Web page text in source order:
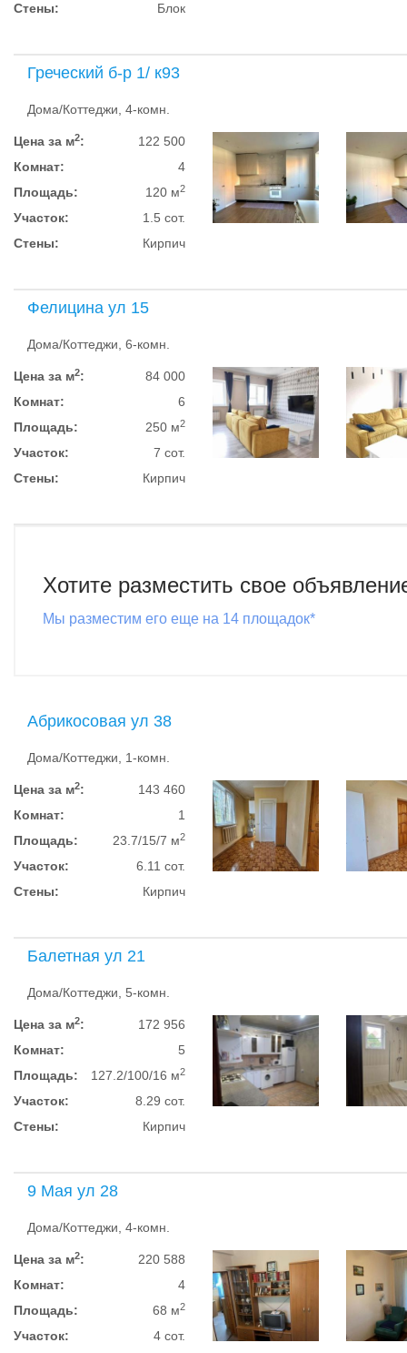
Стены:
Блок
Греческий б-р 1/ к93
Дома/Коттеджи, 4-комн.
Цена за м2:
122 500
Комнат:
4
Площадь:
120 м2
Участок:
1.5 сот.
Стены:
Кирпич
Фелицина ул 15
Дома/Коттеджи, 6-комн.
Цена за м2:
84 000
Комнат:
6
Площадь:
250 м2
Участок:
7 сот.
Стены:
Кирпич
Хотите разместить свое
Мы разместим его еще на 14 площадок*
Абрикосовая ул 38
Дома/Коттеджи, 1-комн.
Цена за м2:
143 460
Комнат:
1
Площадь:
23.7/15/7 м2
Участок:
6.11 сот.
Стены:
Кирпич
Балетная ул 21
Дома/Коттеджи, 5-комн.
Цена за м2:
172 956
Комнат:
5
Площадь:
127.2/100/16 м2
Участок:
8.29 сот.
Стены:
Кирпич
9 Мая ул 28
Дома/Коттеджи, 4-комн.
Цена за м2:
220 588
Комнат:
4
Площадь:
68 м2
Участок:
4 сот.